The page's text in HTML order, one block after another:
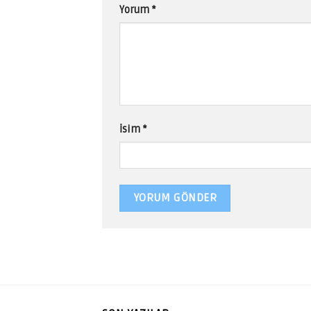
Yorum *
İsim *